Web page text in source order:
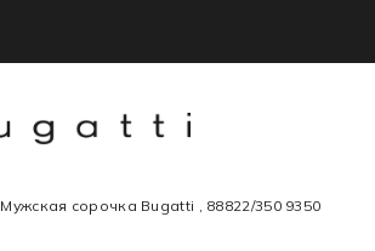
Мужская сорочка Bugatti , 88822/350 9350